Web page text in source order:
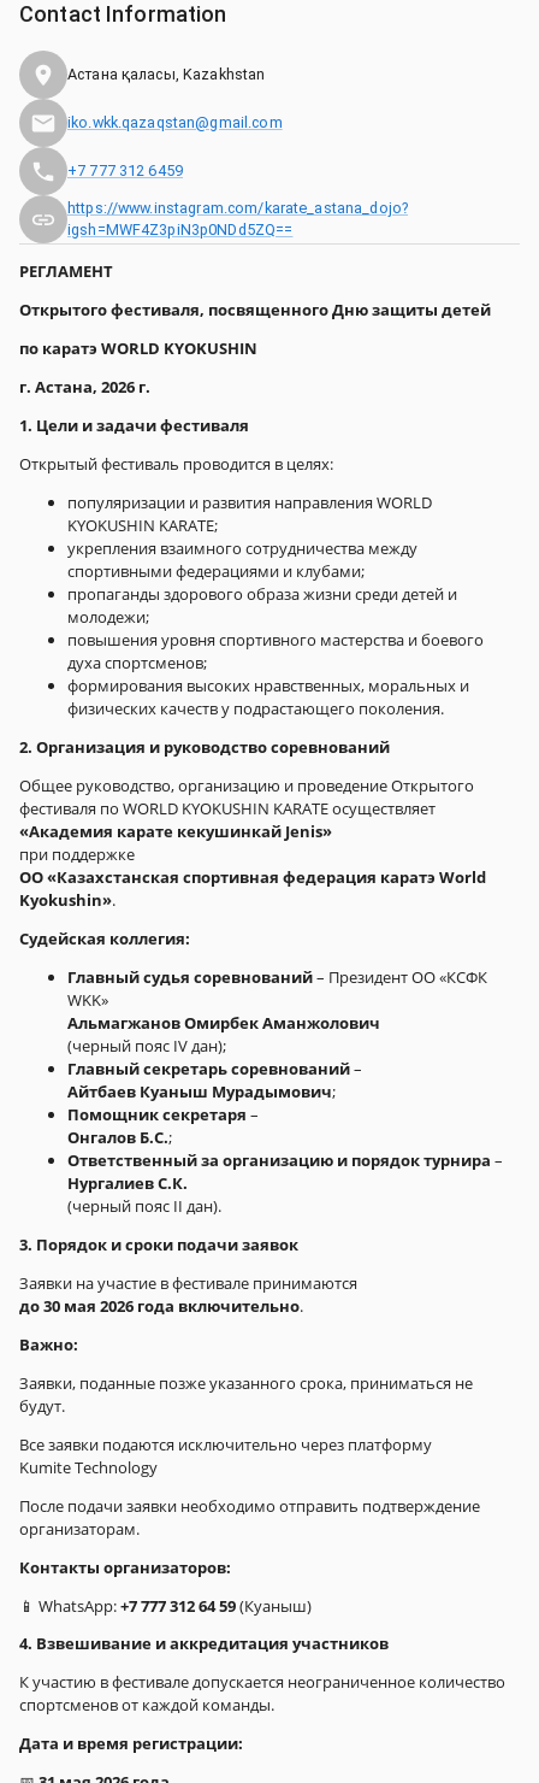
РЕГЛАМЕНТ
Открытого фестиваля, посвященного Дню защиты детей
по каратэ WORLD KYOKUSHIN
г. Астана, 2026 г.
1. Цели и задачи фестиваля
Открытый фестиваль проводится в целях:
популяризации и развития направления WORLD
KYOKUSHIN KARATE;
укрепления взаимного сотрудничества между
спортивными федерациями и клубами;
пропаганды здорового образа жизни среди детей и
молодежи;
повышения уровня спортивного мастерства и боевого
духа спортсменов;
формирования высоких нравственных, моральных и
физических качеств у подрастающего поколения.
2. Организация и руководство соревнований
Общее руководство, организацию и проведение Открытого
фестиваля по WORLD KYOKUSHIN KARATE осуществляет
«Академия карате кекушинкай Jenis»
при поддержке
ОО «Казахстанская спортивная федерация каратэ World
Kyokushin».
Судейская коллегия:
Главный судья соревнований– Президент ОО «КСФК
WKK»
Альмагжанов Омирбек Аманжолович
(черный пояс IV дан);
Главный секретарь соревнований–
Айтбаев Куаныш Мурадымович;
Помощник секретаря –
Онгалов Б.С.;
Ответственный за организацию и порядок турнира –
Нургалиев С.К.
(черный пояс II дан).
3. Порядок и сроки подачи заявок
Заявки на участие в фестивале принимаются
до 30 мая 2026 года включительно.
Важно:
Заявки, поданные позже указанного срока, приниматься не
будут.
Все заявки подаются исключительно через платформу
Kumite Technology
После подачи заявки необходимо отправить подтверждение
организаторам.
Контакты организаторов:
📱 WhatsApp:+7 777 312 64 59(Куаныш)
4. Взвешивание и аккредитация участников
К участию в фестивале допускается неограниченное количество
спортсменов от каждой команды.
Дата и время регистрации:
Contact Information
Астана қаласы, Kazakhstan
iko.wkk.qazaqstan@gmail.com
+7 777 312 6459
https://www.instagram.com/karate_astana_dojo?
igsh=MWF4Z3piN3p0NDd5ZQ==